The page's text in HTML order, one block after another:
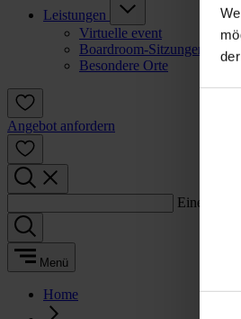
Leistungen
Virtuelle event
Boardroom-Sitzungen
Besondere Orte
Angebot anfordern
Einen
Menü
Home